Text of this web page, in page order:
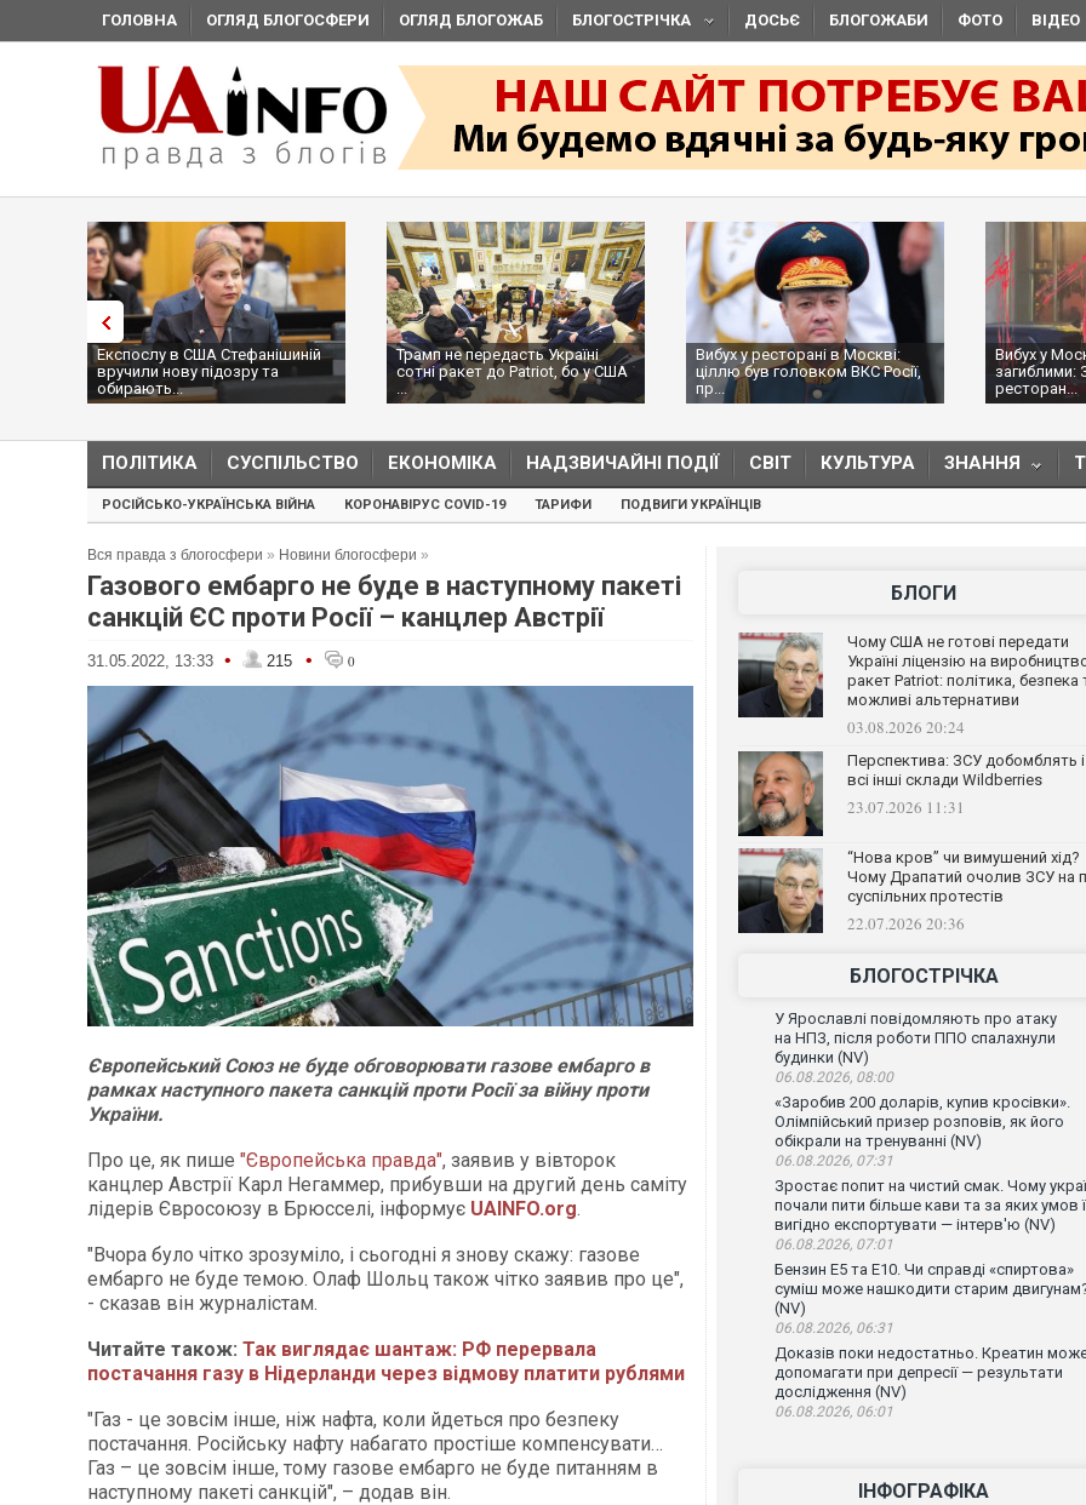
ГОЛОВНА ОГЛЯД БЛОГОСФЕРИ ОГЛЯД БЛОГОЖАБ БЛОГОСТРІЧКА ДОСЬЄ БЛОГОЖАБИ ФОТО ВІДЕО
Експослу в США Стефанішиній
вручили нову підозру та
обирають...
Трамп не передасть Україні
сотні ракет до Patriot, бо у США
...
Вибух у ресторані в Москві:
ціллю був головком ВКС Росії,
пр...
Вибух у
загиблими:
ресторан...
ПОЛІТИКА СУСПІЛЬСТВО ЕКОНОМІКА НАДЗВИЧАЙНІ ПОДІЇ СВІТ КУЛЬТУРА ЗНАННЯ
РОСІЙСЬКО-УКРАЇНСЬКА ВІЙНА КОРОНАВІРУС COVID-19 ТАРИФИ ПОДВИГИ УКРАЇНЦІВ
Вся правда з блогосфери » Новини блогосфери »
Газового ембарго не буде в наступному пакеті
санкцій ЄС проти Росії – канцлер Австрії
31.05.2022, 13:33 • 215 • 0
Європейський Союз не буде обговорювати газове ембарго в
рамках наступного пакета санкцій проти Росії за війну проти
України.
Про це, як пише "Європейська правда", заявив у вівторок
канцлер Австрії Карл Негаммер, прибувши на другий день саміту
лідерів Євросоюзу в Брюсселі, інформує UAINFO.org.
"Вчора було чітко зрозуміло, і сьогодні я знову скажу: газове
ембарго не буде темою. Олаф Шольц також чітко заявив про це",
- сказав він журналістам.
Читайте також: Так виглядає шантаж: РФ перервала
постачання газу в Нідерланди через відмову платити рублями
"Газ - це зовсім інше, ніж нафта, коли йдеться про безпеку
постачання. Російську нафту набагато простіше компенсувати…
Газ – це зовсім інше, тому газове ембарго не буде питанням в
наступному пакеті санкцій", – додав він.
БЛОГИ
Чому США не готові передати
Україні ліцензію на
ракет Patriot: політика, безпека
можливі альтернативи
03.08.2026 20:24
Перспектива: ЗСУ добомблять і
всі інші склади Wildberries
23.07.2026 11:31
“Нова кров” чи вимушений хід?
Чому Драпатий очолив ЗСУ на
суспільних протестів
22.07.2026 20:36
БЛОГОСТРІЧКА
У Ярославлі повідомляють про атаку
на НПЗ, після роботи ППО спалахнули
будинки (NV)
06.08.2026, 08:00
«Заробив 200 доларів, купив кросівки».
Олімпійський призер розповів, як його
обікрали на тренуванні (NV)
06.08.2026, 07:31
Зростає попит на чистий смак. Чому
почали пити більше кави та за яких умов
вигідно експортувати — інтерв'ю (NV)
06.08.2026, 07:01
Бензин Е5 та Е10. Чи справді «спиртова»
суміш може нашкодити старим
(NV)
06.08.2026, 06:31
Доказів поки недостатньо. Креатин
допомагати при депресії — результати
дослідження (NV)
06.08.2026, 06:01
ІНФОГРАФІКА